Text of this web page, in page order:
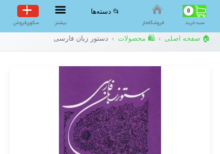
0
سبد‌خرید فروشگاه‌ناز
📂 دسته‌ها
بیشتر سکوی‌فروش
🏠 صفحه اصلی › 🛍️ محصولات › دستور زبان فارسی